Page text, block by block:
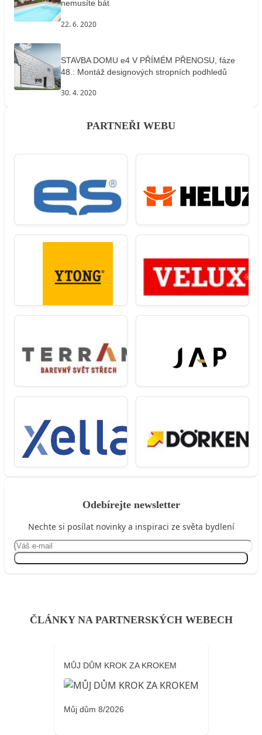
nemusíte bát
22. 6. 2020
STAVBA DOMU e4 V PŘÍMÉM PŘENOSU, fáze
48.: Montáž designových stropních podhledů
30. 4. 2020
PARTNEŘI WEBU
Odebírejte newsletter
Nechte si posílat novinky a inspiraci ze světa bydlení
ČLÁNKY NA PARTNERSKÝCH WEBECH
MŮJ DŮM KROK ZA KROKEM
Můj dům 8/2026